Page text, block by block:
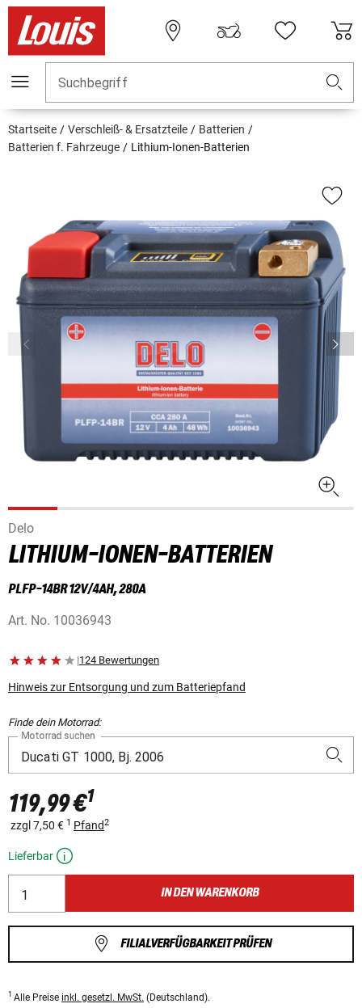
Suchbegriff
Startseite Verschleiß- & Ersatzteile
Batterien
Batterien f. Fahrzeuge
Lithium-Ionen-Batterien
Delo
LITHIUM-IONEN-BATTERIEN
PLFP-14BR 12V/4AH, 280A
Art. No. 10036943
|124 Bewertungen
Hinweis zur Entsorgung und zum Batteriepfand
Finde dein Motorrad:
Motorrad suchen
119,99 €1
zzgl 7,50 € 1 Pfand2
Lieferbar
IN DEN WARENKORB
FILIALVERFÜGBARKEIT PRÜFEN
1 Alle Preise inkl. gesetzl. MwSt. (Deutschland).